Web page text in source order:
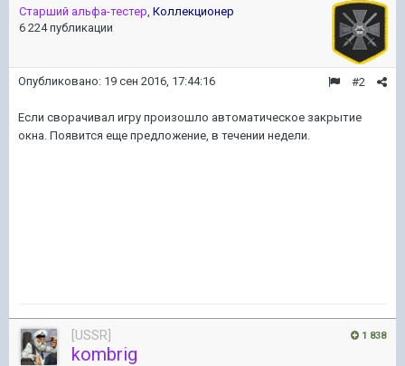
Старший альфа-тестер, Коллекционер
6 224 публикации
#2
Опубликовано: 19 сен 2016, 17:44:16
Если сворачивал игру произошло автоматическое закрытие
окна. Появится еще предложение, в течении недели.
1 838
[USSR]
kombrig